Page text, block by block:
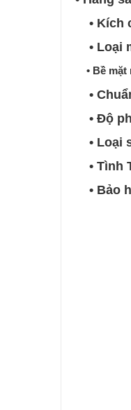
• Kích
• Loại
• Bề mặt
•
• Độ
• Loại
• Tình
• Bảo